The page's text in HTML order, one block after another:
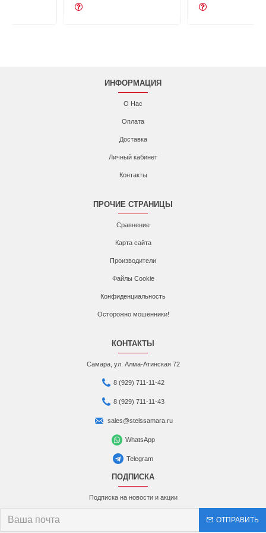
ИНФОРМАЦИЯ
О Нас
Оплата
Доставка
Личный кабинет
Контакты
ПРОЧИЕ СТРАНИЦЫ
Сравнение
Карта сайта
Производители
Файлы Cookie
Конфиденциальность
Осторожно мошенники!
КОНТАКТЫ
Самара, ул. Алма-Атинская 72
8 (929) 711-11-42
8 (929) 711-11-43
sales@stelssamara.ru
WhatsApp
Telegram
ПОДПИСКА
Подписка на новости и акции
ОТПРАВИТЬ